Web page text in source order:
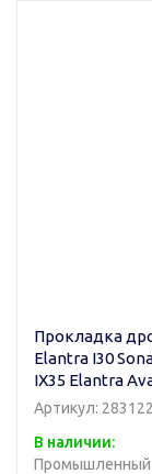
Прокладка
Elantra I30
IX35 Elantra
Артикул:
В наличии:
Промышленный